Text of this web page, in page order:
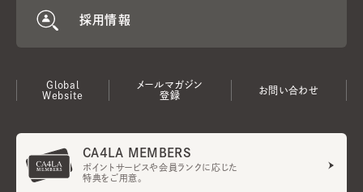
採用情報
Global
Website
メールマガジン
登録
お問い合わせ
CA4LA MEMBERS
ポイントサービスや会員ランクに応じた
特典をご用意。